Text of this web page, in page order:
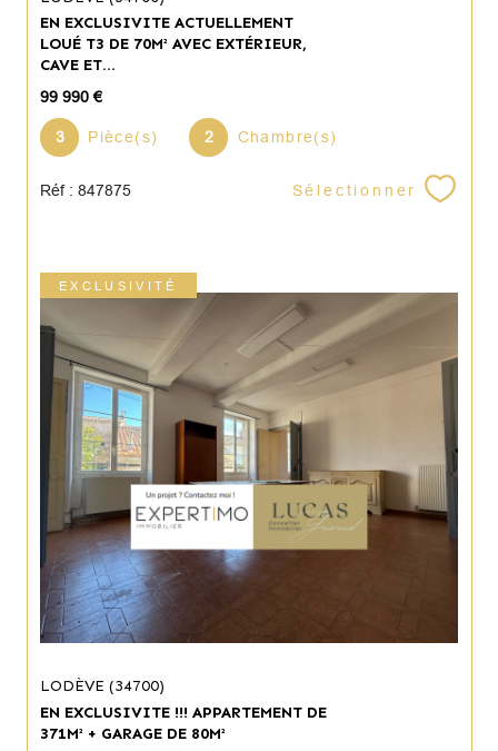
EN EXCLUSIVITE ACTUELLEMENT
LOUÉ T3 DE 70M² AVEC EXTÉRIEUR,
CAVE ET...
99 990 €
3 Pièce(s) 2 Chambre(s)
Réf : 847875 Sélectionner
EXCLUSIVITÉ
LODÈVE (34700)
EN EXCLUSIVITE !!! APPARTEMENT DE
371M² + GARAGE DE 80M²